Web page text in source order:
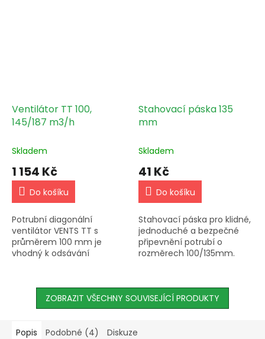
Ventilátor TT 100,
145/187 m3/h
Skladem
1 154 Kč
Do košíku
Potrubní diagonální
ventilátor VENTS TT s
průměrem 100 mm je
vhodný k odsávání
vzduchu při nízké hlučnosti,
je vybaven...
Stahovací páska 135
mm
Skladem
41 Kč
Do košíku
Stahovací páska pro klidné,
jednoduché a bezpečné
připevnění potrubí o
rozměrech 100/135mm.
combiflex a sonoflex.
ZOBRAZIT VŠECHNY SOUVISEJÍCÍ PRODUKTY
Popis Podobné (4) Diskuze